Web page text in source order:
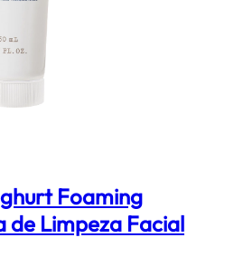
Foaming
de Limpeza Facial